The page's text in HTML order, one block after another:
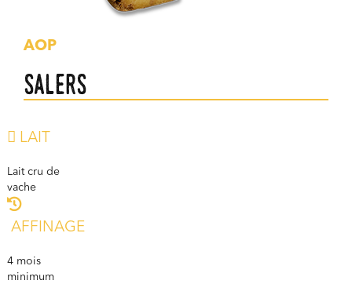
AOP
Salers
LAIT
Lait cru de
vache
AFFINAGE
4 mois
minimum